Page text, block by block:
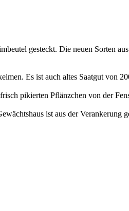
gesteckt. Die neuen Sorten
Es ist auch altes Saatgut von
pikierten Pflänzchen von der
ist aus der